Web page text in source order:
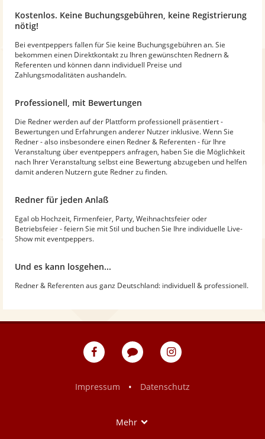
Kostenlos. Keine Buchungsgebühren, keine Registrierung
nötig!
Bei eventpeppers fallen für Sie keine Buchungsgebühren an. Sie
bekommen einen Direktkontakt zu Ihren gewünschten Rednern &
Referenten und können dann individuell Preise und
Zahlungsmodalitäten aushandeln.
Professionell, mit Bewertungen
Die Redner werden auf der Plattform professionell präsentiert -
Bewertungen und Erfahrungen anderer Nutzer inklusive. Wenn Sie
Redner - also insbesondere einen Redner & Referenten - für Ihre
Veranstaltung über eventpeppers anfragen, haben Sie die Möglichkeit
nach Ihrer Veranstaltung selbst eine Bewertung abzugeben und helfen
damit anderen Nutzern gute Redner zu finden.
Redner für jeden Anlaß
Egal ob Hochzeit, Firmenfeier, Party, Weihnachtsfeier oder
Betriebsfeier - feiern Sie mit Stil und buchen Sie Ihre individuelle Live-
Show mit eventpeppers.
Und es kann losgehen...
Redner & Referenten aus ganz Deutschland: individuell & professionell.
eventpeppers
Blog
eventpeppers
Impressum
• Datenschutz
Mehr